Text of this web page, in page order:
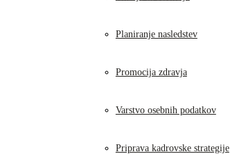
Planiranje nasledstev
Promocija zdravja
Varstvo osebnih podatkov
Priprava kadrovske strategije